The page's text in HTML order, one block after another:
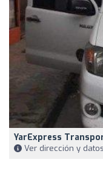
YarExpress
Ver dirección y